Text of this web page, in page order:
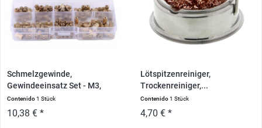
Schmelzgewinde,
Gewindeeinsatz Set - M3,
150...
Contenido1 Stück
10,38 € *
Lötspitzenreiniger,
Trockenreiniger,...
Contenido1 Stück
4,70 € *